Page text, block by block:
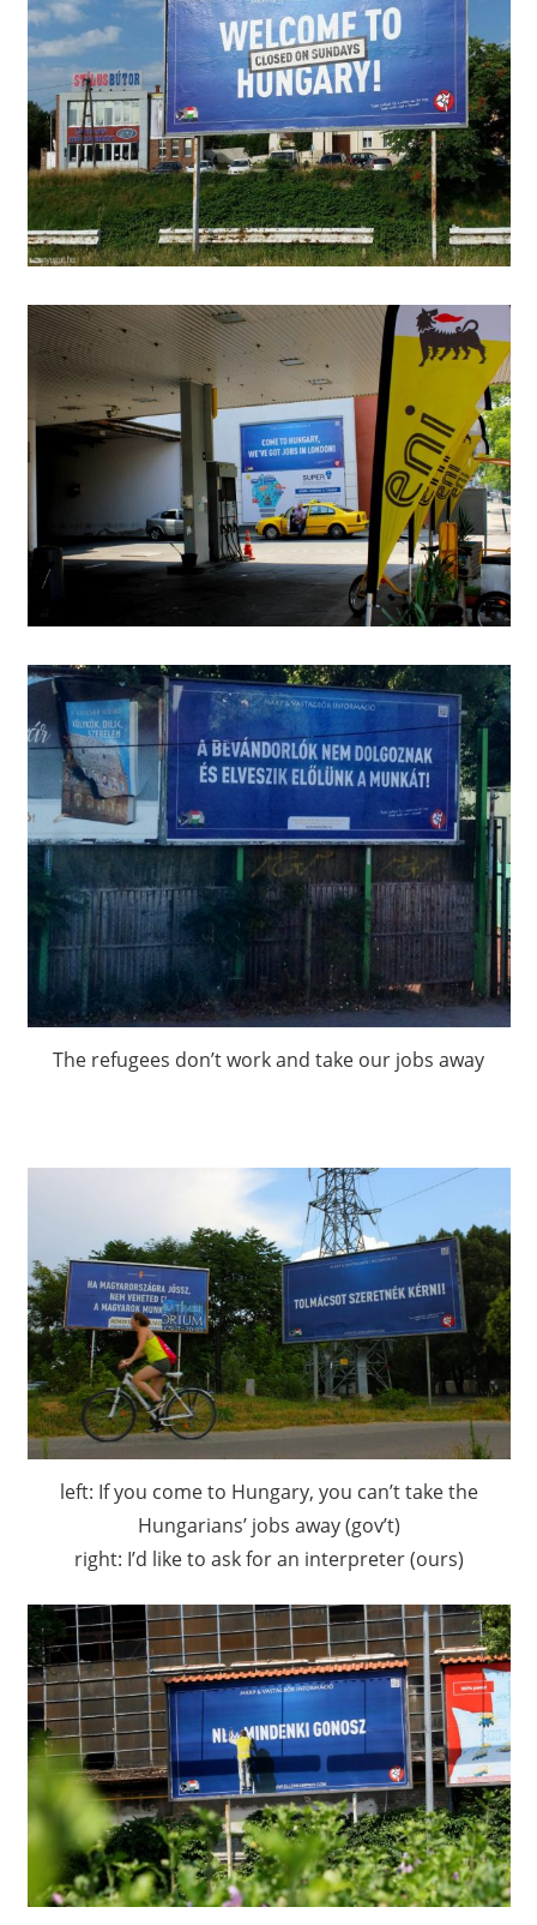
The refugees don’t work and take our jobs away
left: If you come to Hungary, you can’t take the
Hungarians’ jobs away (gov’t)
right: I’d like to ask for an interpreter (ours)